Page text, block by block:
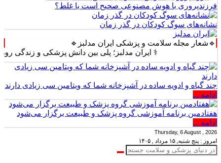
فرزندپروری با هوش مصنوعی صحیح است یا غلط؟
نشانه‌های سوگ کودکان در گذر زمان
🔹شعار مجله سلامت و پزشکی ایران مدلبز🔹
⚕️ ایران مدلبز؛ پلی بین دانش پزشکی و زندگی روزمره ⚕️
چند گیاه و ادویه ساده در آشپزخانه شما که ویتامین سی زیادی دارند
ادامه ...
هفتادمین برنامه آموزشی گروه پزشک و طبیعت برگزار می‌شود
ادامه ...
Thursday, 6 August , 2026
امروز : پنج شنبه, ۱۵ مرداد , ۱۴۰۵